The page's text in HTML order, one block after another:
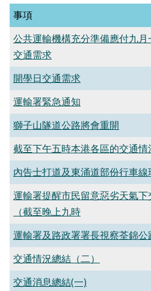
事項
公共運輸機構充分準備應付九月
交通需求
開學日交通需求
運輸署緊急通知
獅子山隧道公路將會重開
截至下午五時本港各區的交通情
內告士打道及東涌道部份行車線
運輸署提醒市民留意惡劣天氣下
（截至晚上九時
運輸署及路政署署長視察荃錦公
交通情況總結（二）
交通消息總結(一)